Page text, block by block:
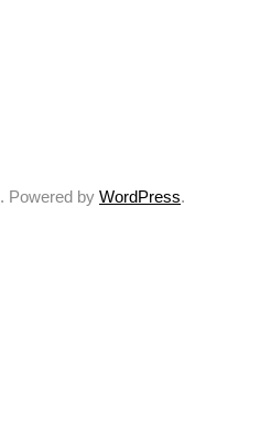
. Powered by WordPress.